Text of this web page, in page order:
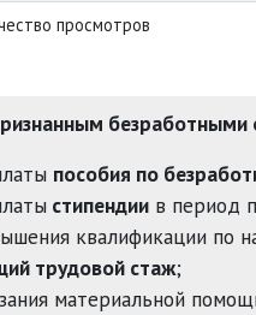
просмотров
безработными
пособия по
стипендии в период
квалификации по
трудовой стаж;
материальной